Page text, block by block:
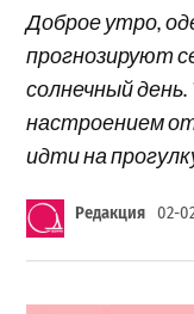
Доброе утро,
прогнозируют
солнечный
настроением
идти на
Редакция 02-